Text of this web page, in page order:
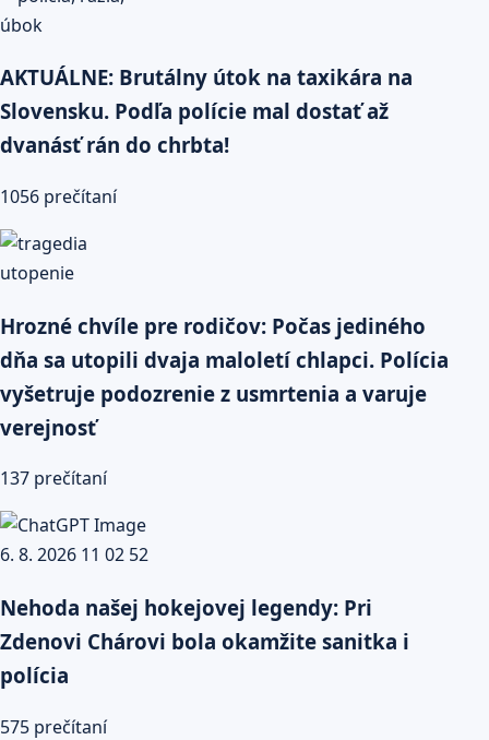
AKTUÁLNE: Brutálny útok na taxikára na
Slovensku. Podľa polície mal dostať až
dvanásť rán do chrbta!
1056 prečítaní
Hrozné chvíle pre rodičov: Počas jediného
dňa sa utopili dvaja maloletí chlapci. Polícia
vyšetruje podozrenie z usmrtenia a varuje
verejnosť
137 prečítaní
Nehoda našej hokejovej legendy: Pri
Zdenovi Chárovi bola okamžite sanitka i
polícia
575 prečítaní